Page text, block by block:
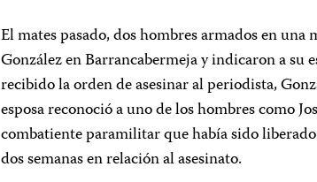
El mates pasado, dos hombres armados en
González en Barrancabermeja y indicaron a su
recibido la orden de asesinar al periodista,
esposa reconoció a uno de los hombres como
combatiente paramilitar que había sido
dos semanas en relación al asesinato.